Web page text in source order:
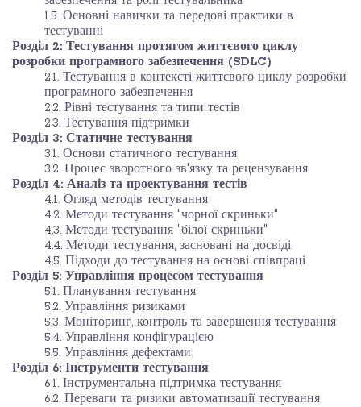
1.5. Основні навички та передові практики в
тестуванні
Розділ 2: Тестування протягом життєвого циклу
розробки програмного забезпечення (SDLC)
2.1. Тестування в контексті життєвого циклу розробки
програмного забезпечення
2.2. Рівні тестування та типи тестів
2.3. Тестування підтримки
Розділ 3: Статичне тестування
3.1. Основи статичного тестування
3.2. Процес зворотного зв'язку та рецензування
Розділ 4: Аналіз та проектування тестів
4.1. Огляд методів тестування
4.2. Методи тестування "чорної скриньки"
4.3. Методи тестування "білої скриньки"
4.4. Методи тестування, засновані на досвіді
4.5. Підходи до тестування на основі співпраці
Розділ 5: Управління процесом тестування
5.1. Планування тестування
5.2. Управління ризиками
5.3. Моніторинг, контроль та завершення тестування
5.4. Управління конфігурацією
5.5. Управління дефектами
Розділ 6: Інструменти тестування
6.1. Інструментальна підтримка тестування
6.2. Переваги та ризики автоматизації тестування